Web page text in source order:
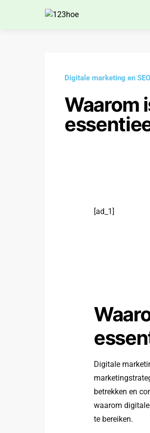
Digitale marketing en SEO
Waarom
[ad_1]
Digitale
betrekken en
waarom
te bereiken.